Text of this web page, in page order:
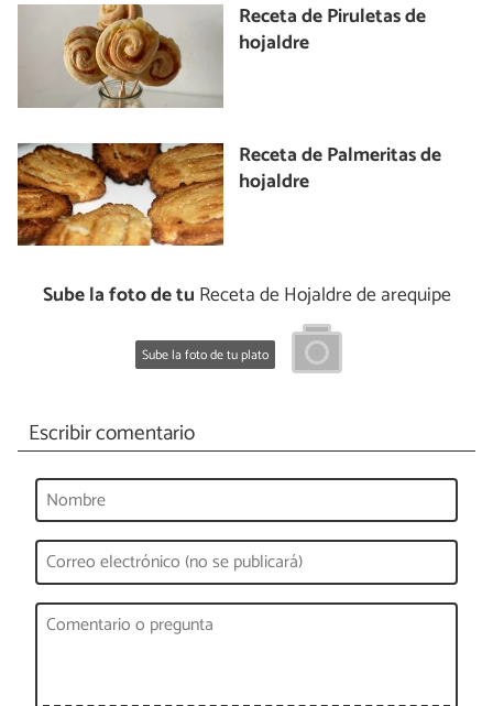
Receta de Piruletas de
hojaldre
Receta de Palmeritas de
hojaldre
Sube la foto de tu Receta de Hojaldre de arequipe
Sube la foto de tu plato
Escribir comentario